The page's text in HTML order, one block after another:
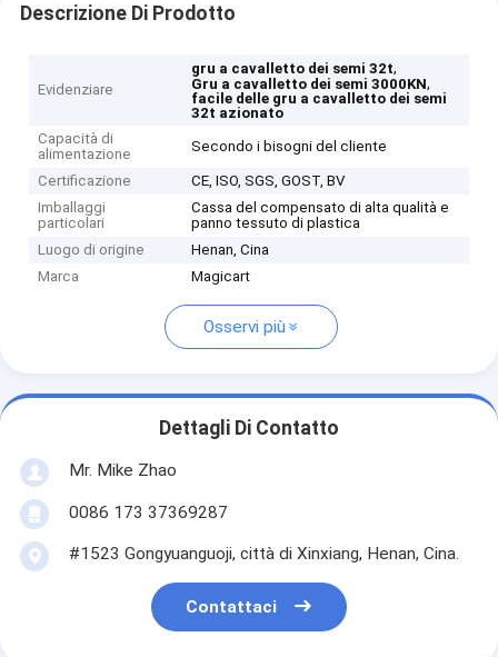
Descrizione Di Prodotto
Evidenziare
gru a cavalletto dei semi 32t,
Gru a cavalletto dei semi 3000KN,
facile delle gru a cavalletto dei semi
32t azionato
Capacità di
alimentazione
Secondo i bisogni del cliente
Certificazione
CE, ISO, SGS, GOST, BV
Imballaggi
particolari
Cassa del compensato di alta qualità e
panno tessuto di plastica
Luogo di origine
Henan, Cina
Marca
Magicart
Osservi più
Dettagli Di Contatto
Mr. Mike Zhao
0086 173 37369287
#1523 Gongyuanguoji, città di Xinxiang, Henan, Cina.
Contattaci